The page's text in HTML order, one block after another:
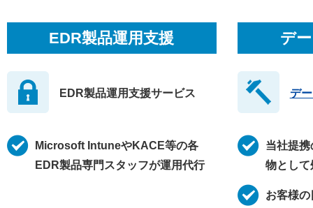
EDR製品運用支援
EDR製品運用支援サービス
Microsoft IntuneやKACE等の各
EDR製品専門スタッフが運用代行
デ
デ
当社提
物として
お客様